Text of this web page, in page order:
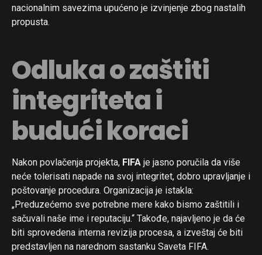
nacionalnim savezima upućeno je izvinjenje zbog nastalih
propusta.
Odluka o zaštiti
integriteta i
budući koraci
Nakon povlačenja projekta, FIFA je jasno poručila da više
neće tolerisati napade na svoj integritet, dobro upravljanje i
poštovanje procedura. Organizacija je istakla:
„Preduzećemo sve potrebne mere kako bismo zaštitili i
sačuvali naše ime i reputaciju.“ Takođe, najavljeno je da će
biti sprovedena interna revizija procesa, a izveštaj će biti
predstavljen na narednom sastanku Saveta FIFA.